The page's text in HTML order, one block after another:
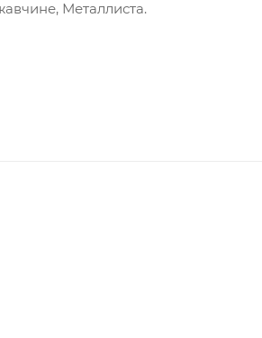
Металлиста.